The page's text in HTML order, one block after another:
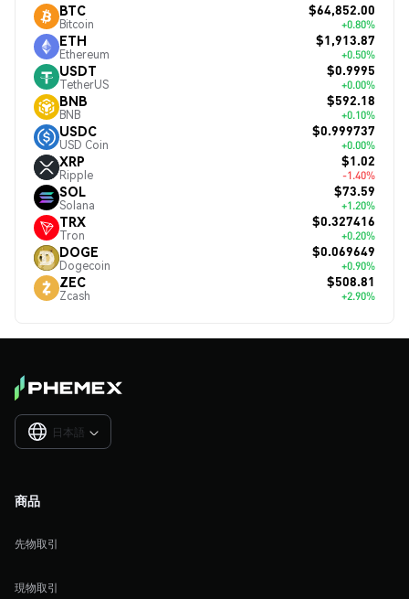
BTC
Bitcoin
$64,852.00
+0.80%
ETH
Ethereum
$1,913.87
+0.50%
USDT
TetherUS
$0.9995
+0.00%
BNB
BNB
$592.18
+0.10%
USDC
USD Coin
$0.999737
+0.00%
XRP
Ripple
$1.02
-1.40%
SOL
Solana
$73.59
+1.20%
TRX
Tron
$0.327416
+0.20%
DOGE
Dogecoin
$0.069649
+0.90%
ZEC
Zcash
$508.81
+2.90%
日本語 
商品
先物取引
現物取引